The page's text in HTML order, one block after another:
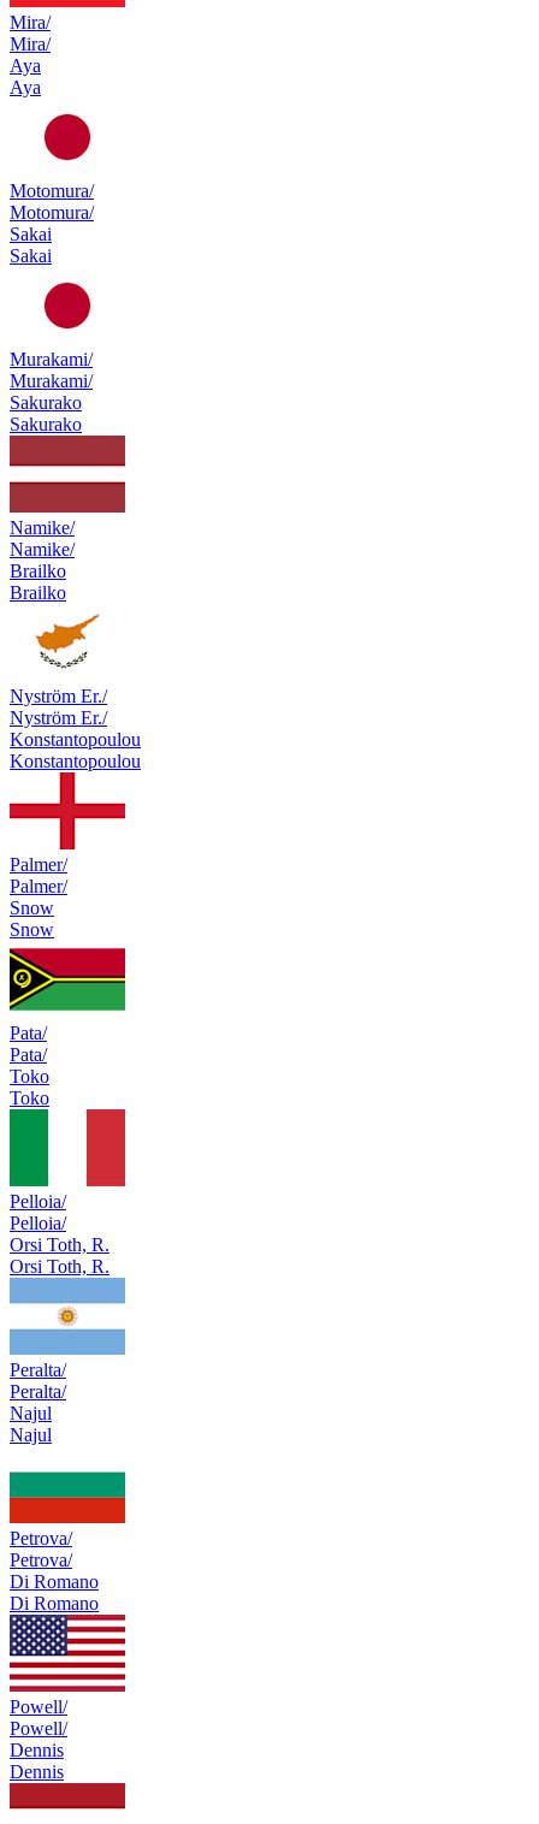
Mira/
Mira/
Aya
Aya
Motomura/
Motomura/
Sakai
Sakai
Murakami/
Murakami/
Sakurako
Sakurako
Namike/
Namike/
Brailko
Brailko
Nyström Er./
Nyström Er./
Konstantopoulou
Konstantopoulou
Palmer/
Palmer/
Snow
Snow
Pata/
Pata/
Toko
Toko
Pelloia/
Pelloia/
Orsi Toth, R.
Orsi Toth, R.
Peralta/
Peralta/
Najul
Najul
Petrova/
Petrova/
Di Romano
Di Romano
Powell/
Powell/
Dennis
Dennis